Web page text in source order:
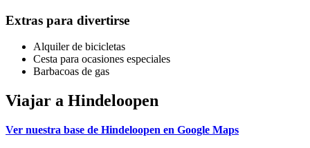
Extras para divertirse
Alquiler de bicicletas
Cesta para ocasiones especiales
Barbacoas de gas
Viajar a Hindeloopen
Ver nuestra base de Hindeloopen en Google Maps